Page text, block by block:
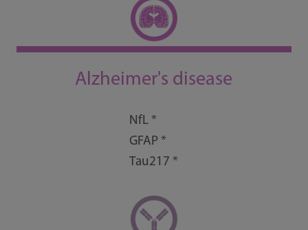
Alzheimer's disease
NfL *
GFAP *
Tau217 *